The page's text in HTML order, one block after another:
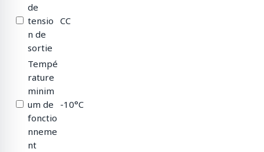
de
tensio
n de
sortie
CC
Tempé
rature
minim
um de
fonctio
nneme
nt
-10°C